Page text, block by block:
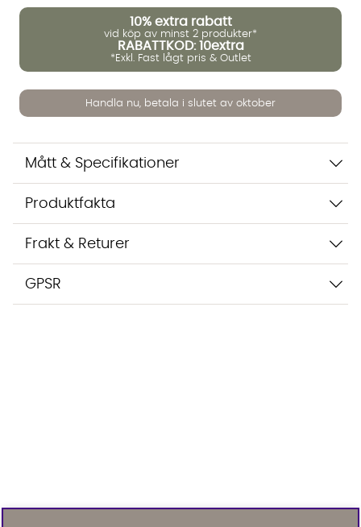
10% extra rabatt
vid köp av minst 2 produkter*
RABATTKOD: 10extra
*Exkl. Fast lågt pris & Outlet
Handla nu, betala i slutet av oktober
Mått & Specifikationer
Produktfakta
Frakt & Returer
GPSR
sparas i upp till 24 timmar för att kunna hjälpa dig. Vi delar
inte dina uppgifter med tredje part. Läs mer i vår
integritetspolicy.
Jag godkänner att konversationen sparas
Starta chatten